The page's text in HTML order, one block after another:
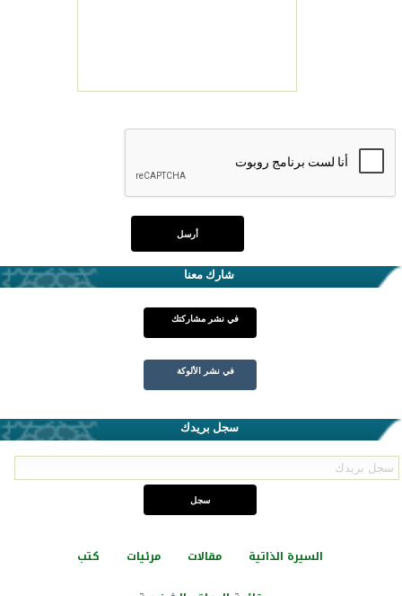
شارك معنا
في نشر مشاركتك
في نشر الألوكة
سجل بريدك
السيرة الذاتية مقالات مرئيات كتب